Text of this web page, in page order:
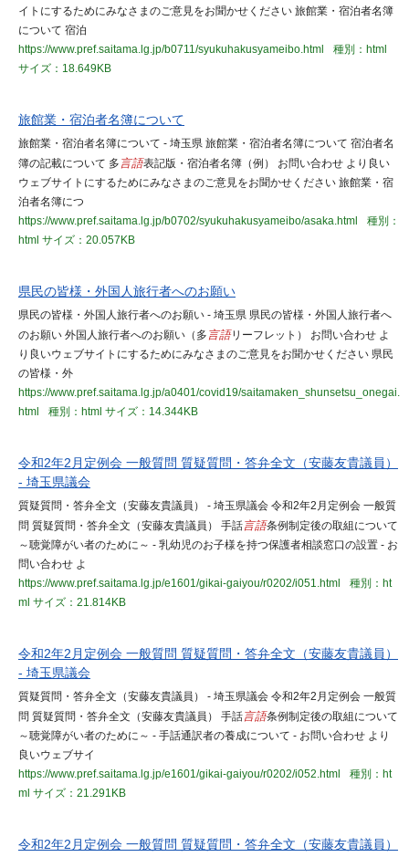
イトにするためにみなさまのご意見をお聞かせください 旅館業・宿泊者名簿
について 宿泊
https://www.pref.saitama.lg.jp/b0711/syukuhakusyameibo.html
種別：html
サイズ：18.649KB
旅館業・宿泊者名簿について
旅館業・宿泊者名簿について - 埼玉県 旅館業・宿泊者名簿について 宿泊者名
簿の記載について 多 言語表記版・宿泊者名簿（例） お問い合わせ より良い
ウェブサイトにするためにみなさまのご意見をお聞かせください 旅館業・宿
泊者名簿につ
https://www.pref.saitama.lg.jp/b0702/syukuhakusyameibo/asaka.html
種別：
html サイズ：20.057KB
県民の皆様・外国人旅行者へのお願い
県民の皆様・外国人旅行者へのお願い - 埼玉県 県民の皆様・外国人旅行者へ
のお願い 外国人旅行者へのお願い（多 言語リーフレット） お問い合わせ よ
り良いウェブサイトにするためにみなさまのご意見をお聞かせください 県民
の皆様・外
https://www.pref.saitama.lg.jp/a0401/covid19/saitamaken_shunsetsu_onegai.
html
種別：html サイズ：14.344KB
令和2年2月定例会 一般質問 質疑質問・答弁全文（安藤友貴議員）
- 埼玉県議会
質疑質問・答弁全文（安藤友貴議員） - 埼玉県議会 令和2年2月定例会 一般質
問 質疑質問・答弁全文（安藤友貴議員） 手話言語条例制定後の取組について
～聴覚障がい者のために～ - 乳幼児のお子様を持つ保護者相談窓口の設置 - お
問い合わせ よ
https://www.pref.saitama.lg.jp/e1601/gikai-gaiyou/r0202/i051.html
種別：ht
ml サイズ：21.814KB
令和2年2月定例会 一般質問 質疑質問・答弁全文（安藤友貴議員）
- 埼玉県議会
質疑質問・答弁全文（安藤友貴議員） - 埼玉県議会 令和2年2月定例会 一般質
問 質疑質問・答弁全文（安藤友貴議員） 手話言語条例制定後の取組について
～聴覚障がい者のために～ - 手話通訳者の養成について - お問い合わせ より
良いウェブサイ
https://www.pref.saitama.lg.jp/e1601/gikai-gaiyou/r0202/i052.html
種別：ht
ml サイズ：21.291KB
令和2年2月定例会 一般質問 質疑質問・答弁全文（安藤友貴議員）